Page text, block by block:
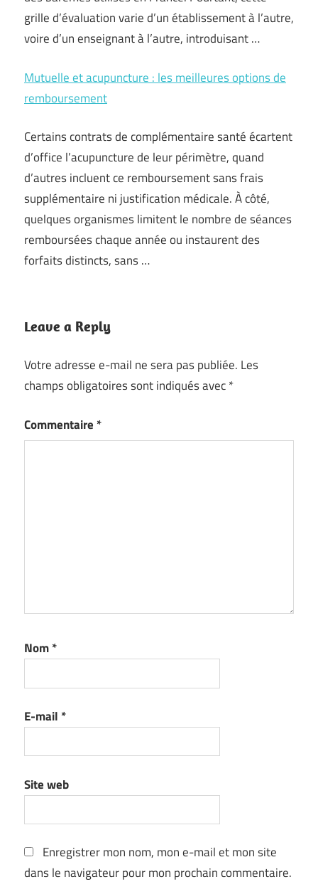
grille d’évaluation varie d’un établissement à l’autre,
voire d’un enseignant à l’autre, introduisant …
Mutuelle et acupuncture : les meilleures options de
remboursement
Certains contrats de complémentaire santé écartent
d’office l’acupuncture de leur périmètre, quand
d’autres incluent ce remboursement sans frais
supplémentaire ni justification médicale. À côté,
quelques organismes limitent le nombre de séances
remboursées chaque année ou instaurent des
forfaits distincts, sans …
Leave a Reply
Votre adresse e-mail ne sera pas publiée. Les
champs obligatoires sont indiqués avec*
Commentaire *
Nom*
E-mail *
Site web
Enregistrer mon nom, mon e-mail et mon site
dans le navigateur pour mon prochain commentaire.